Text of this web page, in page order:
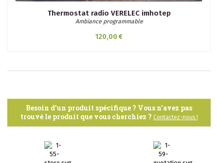
Thermostat radio VERELEC imhotep
Ambiance programmable
120,00 €
Besoin d'un produit spécifique ? Vous n’avez pas
trouvé le produit que vous cherchiez ? Contactez-nous !